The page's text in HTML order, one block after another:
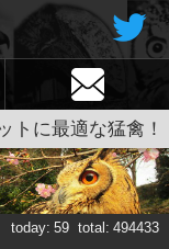
トに最適な猛禽！
today: 59 total: 494433